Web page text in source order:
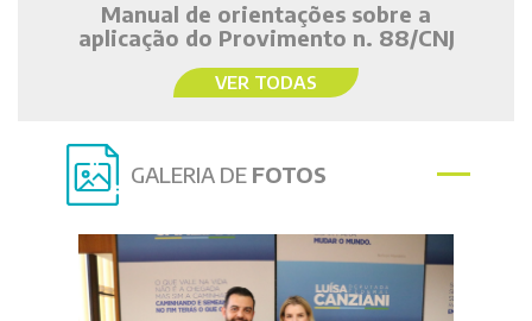
Manual de orientações sobre a
aplicação do Provimento n. 88/CNJ
VER TODAS
GALERIA DE FOTOS